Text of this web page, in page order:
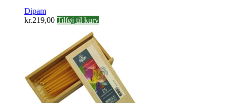
Dipam
kr.219,00 Tilføj til kurv